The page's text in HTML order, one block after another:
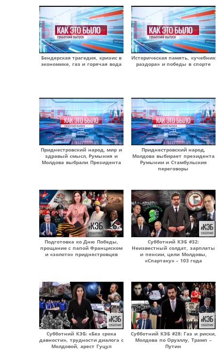
Бендерская трагедия, кризис в
экономике, газ и горячая вода
Историческая память, «учебник
раздора» и победы в спорте
Приднестровский народ, мир и
здравый смысл, Румыния и
Молдова выбрали Президента
Приднестровский народ,
Молдова выбирает президента
Румынии и Стамбульские
переговоры
Подготовка ко Дню Победы,
прощание с папой Франциском
и «золото» приднестровцев
Субботний КЭБ #32:
Неизвестный солдат, зарплаты
и пенсии, цели Молдовы,
«Спартаку» – 103 года
Субботний КЭБ: «Без срока
давности», трудности диалога с
Молдовой, арест Гуцул
Субботний КЭБ #28: Газ и риски,
Молдова по Оруэллу, Трамп –
Путин